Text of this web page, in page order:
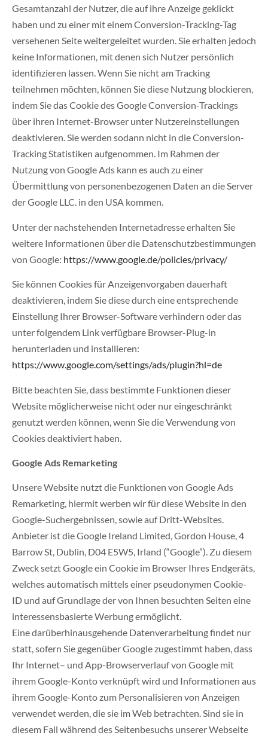
Gesamtanzahl der Nutzer, die auf ihre Anzeige geklickt
haben und zu einer mit einem Conversion-Tracking-Tag
versehenen Seite weitergeleitet wurden. Sie erhalten jedoch
keine Informationen, mit denen sich Nutzer persönlich
identifizieren lassen. Wenn Sie nicht am Tracking
teilnehmen möchten, können Sie diese Nutzung blockieren,
indem Sie das Cookie des Google Conversion-Trackings
über ihren Internet-Browser unter Nutzereinstellungen
deaktivieren. Sie werden sodann nicht in die Conversion-
Tracking Statistiken aufgenommen. Im Rahmen der
Nutzung von Google Ads kann es auch zu einer
Übermittlung von personenbezogenen Daten an die Server
der Google LLC. in den USA kommen.
Unter der nachstehenden Internetadresse erhalten Sie
weitere Informationen über die Datenschutzbestimmungen
von Google: https://www.google.de/policies/privacy/
Sie können Cookies für Anzeigenvorgaben dauerhaft
deaktivieren, indem Sie diese durch eine entsprechende
Einstellung Ihrer Browser-Software verhindern oder das
unter folgendem Link verfügbare Browser-Plug-in
herunterladen und installieren:
https://www.google.com/settings/ads/plugin?hl=de
Bitte beachten Sie, dass bestimmte Funktionen dieser
Website möglicherweise nicht oder nur eingeschränkt
genutzt werden können, wenn Sie die Verwendung von
Cookies deaktiviert haben.
Google Ads Remarketing
Unsere Website nutzt die Funktionen von Google Ads
Remarketing, hiermit werben wir für diese Website in den
Google-Suchergebnissen, sowie auf Dritt-Websites.
Anbieter ist die Google Ireland Limited, Gordon House, 4
Barrow St, Dublin, D04 E5W5, Irland (“Google”). Zu diesem
Zweck setzt Google ein Cookie im Browser Ihres Endgeräts,
welches automatisch mittels einer pseudonymen Cookie-
ID und auf Grundlage der von Ihnen besuchten Seiten eine
interessensbasierte Werbung ermöglicht.
Eine darüberhinausgehende Datenverarbeitung findet nur
statt, sofern Sie gegenüber Google zugestimmt haben, dass
Ihr Internet– und App-Browserverlauf von Google mit
ihrem Google-Konto verknüpft wird und Informationen aus
ihrem Google-Konto zum Personalisieren von Anzeigen
verwendet werden, die sie im Web betrachten. Sind sie in
diesem Fall während des Seitenbesuchs unserer Webseite